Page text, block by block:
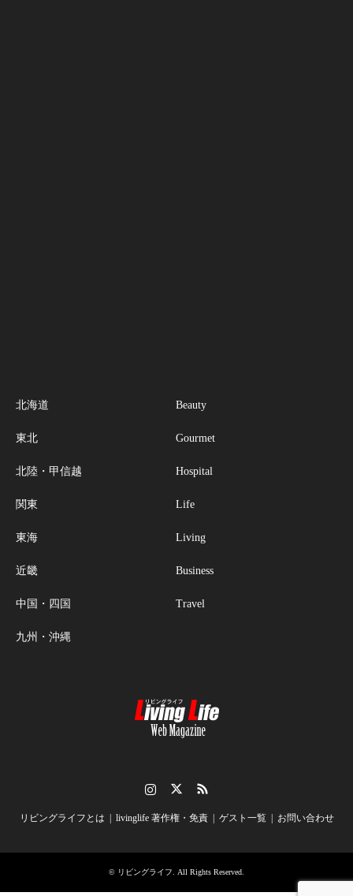
北海道
東北
北陸・甲信越
関東
東海
近畿
中国・四国
九州・沖縄
Beauty
Gourmet
Hospital
Life
Living
Business
Travel
リビングライフとは livinglife 著作権・免責 ゲスト一覧 お問い合わせ
© リビングライフ . All Rights Reserved.